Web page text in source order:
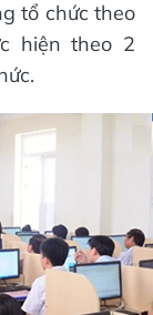
tổ chức theo
hiện theo 2